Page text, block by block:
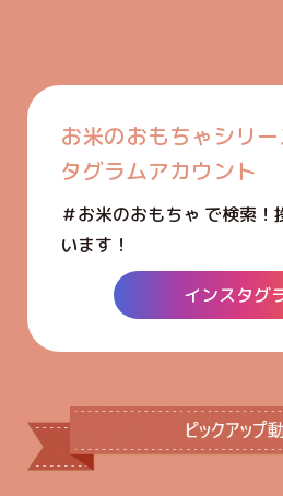
お米のおもちゃシリ
タグラムアカウント
＃お米のおもちゃ で検索！
います！
インスタグ